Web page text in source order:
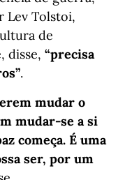
Lev Tolstoi,
de
disse, “precisa
.
mudar o
mudar-se a si
começa. É uma
ser, por um